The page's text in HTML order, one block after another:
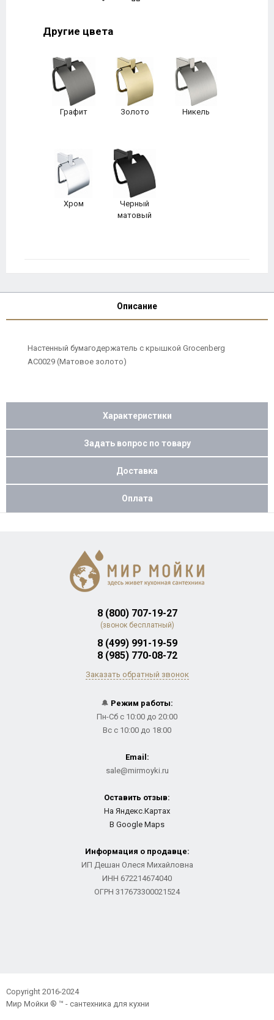
Другие цвета
Графит Золото Никель
Хром
Черный
матовый
Описание
Настенный бумагодержатель с крышкой Grocenberg
AC0029 (Матовое золото)
Характеристики
Задать вопрос по товару
Доставка
Оплата
8 (800) 707-19-27
(звонок бесплатный)
8 (499) 991-19-59
8 (985) 770-08-72
Заказать обратный звонок
🔔 Режим работы:
Пн-Сб с 10:00 до 20:00
Вс с 10:00 до 18:00
Email:
sale@mirmoyki.ru
Оставить отзыв:
На Яндекс.Картах
В Google Maps
Информация о продавце:
ИП Дешан Олеся Михайловна
ИНН 672214674040
ОГРН 317673300021524
Copyright 2016-2024
Мир Мойки ® ™ - сантехника для кухни